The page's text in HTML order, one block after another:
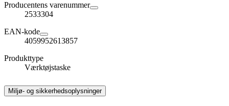
Producentens varenummer
2533304
EAN-kode
4059952613857
Produkttype
Værktøjstaske
Miljø- og sikkerhedsoplysninger